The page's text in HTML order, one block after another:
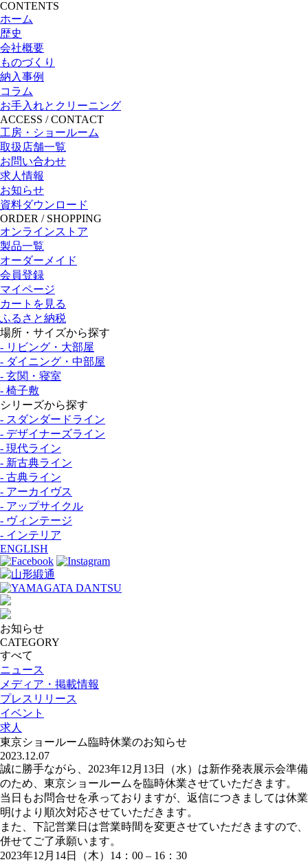
CONTENTS
ホーム
歴史
会社概要
ものづくり
納入事例
コラム
お手入れとクリーニング
ACCESS / CONTACT
工房・ショールーム
取扱店舗一覧
お問い合わせ
求人情報
お知らせ
資料ダウンロード
ORDER / SHOPPING
オンラインストア
製品一覧
オーダーメイド
会員登録
マイページ
カートを見る
ふるさと納税
場所・サイズから探す
- リビング・大部屋
- ダイニング・中部屋
- 玄関・寝室
- 椅子敷
シリーズから探す
- スダンダードライン
- デザイナーズライン
- 現代ライン
- 新古典ライン
- 古典ライン
- アーカイヴス
- アップサイクル
- ヴィンテージ
- インテリア
ENGLISH
お知らせ
CATEGORY
すべて
ニュース
メディア・掲載情報
プレスリリース
イベント
求人
東京ショールーム臨時休業のお知らせ
2023.12.07
誠に勝手ながら、2023年12月13日（水）は新作発表展示会準備
のため、東京ショールームを臨時休業させていただきます。
当日もお問合せを承っておりますが、返信につきましては休業
明けより順次対応させていただきます。
また、下記営業日は営業時間を変更させていただきますので、
併せてご了承願います。
2023年12月14日（木）14：00 – 16：30